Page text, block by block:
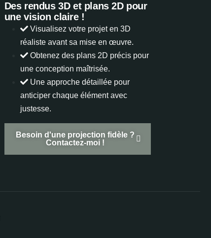
Des rendus 3D et plans 2D pour
une vision claire !
Visualisez votre projet en 3D
réaliste avant sa mise en œuvre.
Obtenez des plans 2D précis pour
une conception maîtrisée.
Une approche détaillée pour
anticiper chaque élément avec
justesse.
Besoin d'une projection fidèle ?
Contactez-moi !